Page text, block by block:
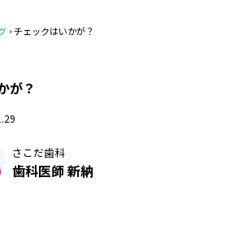
チェックはいかが？
が？
さこだ歯科
歯科医師 新納